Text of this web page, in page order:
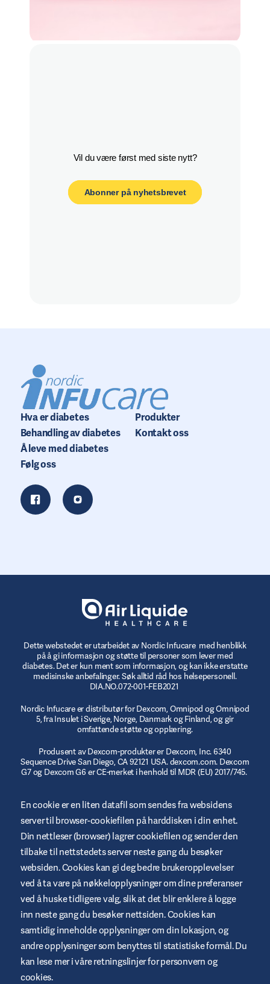
Vil du være først med siste nytt?
Abonner på nyhetsbrevet
Hva er diabetes
Behandling av diabetes
Å leve med diabetes
Produkter
Kontakt oss
Følg oss
Dette webstedet er utarbeidet av Nordic Infucare med henblikk
på å gi informasjon og støtte til personer som lever med
diabetes. Det er kun ment som informasjon, og kan ikke erstatte
medisinske anbefalinger. Søk alltid råd hos helsepersonell.
DIA.NO.072-001-FEB2021
Nordic Infucare er distributør for Dexcom, Omnipod og Omnipod
5, fra Insulet i Sverige, Norge, Danmark og Finland, og gir
omfattende støtte og opplæring.
Produsent av Dexcom-produkter er Dexcom, Inc. 6340
Sequence Drive San Diego, CA 92121 USA. dexcom.com. Dexcom
G7 og Dexcom G6 er CE-merket i henhold til MDR (EU) 2017/745.
Omnipod-logoen, DASH, DASH-logoen og Podder er varemerker
eller registrerte varemerker som tilhører Insulet Corporation i
USA og andre jurisdiksjoner. myomnipod.com. Omnipod DASH
og Omnipod 5 er CE-merket i henhold til MDR (EU) 2017/745.
Betingelser og vilkår for websted
Retningslinjer for personvern
Cookies
Juridisk merknad
En cookie er en liten datafil som sendes fra websidens
server til browser-cookiefilen på harddisken i din enhet.
Din nettleser (browser) lagrer cookiefilen og sender den
tilbake til nettstedets server neste gang du besøker
websiden. Cookies kan gi deg bedre brukeropplevelser
ved å ta vare på nøkkelopplysninger om dine preferanser
ved å huske tidligere valg, slik at det blir enklere å logge
inn neste gang du besøker nettsiden. Cookies kan
samtidig inneholde opplysninger om din lokasjon, og
andre opplysninger som benyttes til statistiske formål. Du
kan lese mer i våre retningslinjer for personvern og
cookies.